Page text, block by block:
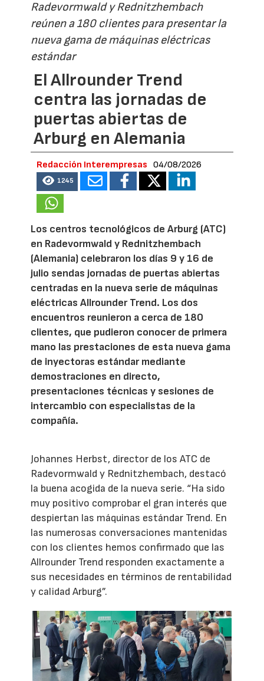
Radevormwald y Rednitzhembach
reúnen a 180 clientes para presentar la
nueva gama de máquinas eléctricas
estándar
El Allrounder Trend
centra las jornadas de
puertas abiertas de
Arburg en Alemania
Redacción Interempresas 04/08/2026
1245
Los centros tecnológicos de Arburg (ATC)
en Radevormwald y Rednitzhembach
(Alemania) celebraron los días 9 y 16 de
julio sendas jornadas de puertas abiertas
centradas en la nueva serie de máquinas
eléctricas Allrounder Trend. Los dos
encuentros reunieron a cerca de 180
clientes, que pudieron conocer de primera
mano las prestaciones de esta nueva gama
de inyectoras estándar mediante
demostraciones en directo,
presentaciones técnicas y sesiones de
intercambio con especialistas de la
compañía.
Johannes Herbst, director de los ATC de
Radevormwald y Rednitzhembach, destacó
la buena acogida de la nueva serie. “Ha sido
muy positivo comprobar el gran interés que
despiertan las máquinas estándar Trend. En
las numerosas conversaciones mantenidas
con los clientes hemos confirmado que las
Allrounder Trend responden exactamente a
sus necesidades en términos de rentabilidad
y calidad Arburg”.